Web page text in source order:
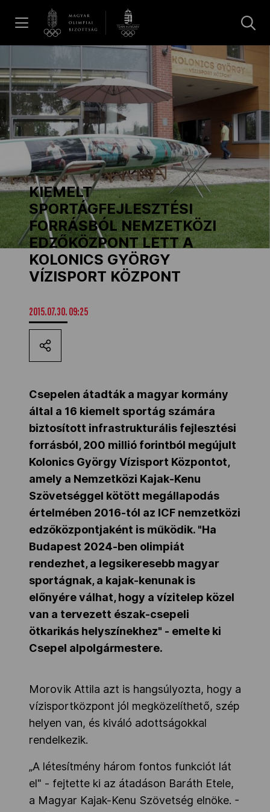
Hírek
Galéria
Dakar 2026
Los Angeles 2028
MOB
NOB
OVEP
Adatbank
KIEMELT
SPORTÁGFEJLESZTÉSI
FORRÁSBÓL NEMZETKÖZI
EDZŐKÖZPONT LETT A
KOLONICS GYÖRGY
VÍZISPORT KÖZPONT
2015.07.30. 09:25
Csepelen átadták a magyar kormány
által a 16 kiemelt sportág számára
biztosított infrastrukturális fejlesztési
forrásból, 200 millió forintból megújult
Kolonics György Vízisport Központot,
amely a Nemzetközi Kajak-Kenu
Szövetséggel kötött megállapodás
értelmében 2016-tól az ICF nemzetközi
edzőközpontjaként is működik. "Ha
Budapest 2024-ben olimpiát
rendezhet, a legsikeresebb magyar
sportágnak, a kajak-kenunak is
előnyére válhat, hogy a vízitelep közel
van a tervezett észak-csepeli
ötkarikás helyszínekhez" - emelte ki
Csepel alpolgármestere.
Morovik Attila azt is hangsúlyozta, hogy a
vízisportközpont jól megközelíthető, szép
helyen van, és kiváló adottságokkal
rendelkezik.
„A létesítmény három fontos funkciót lát
el" - fejtette ki az átadáson Baráth Etele,
a Magyar Kajak-Kenu Szövetség elnöke. -